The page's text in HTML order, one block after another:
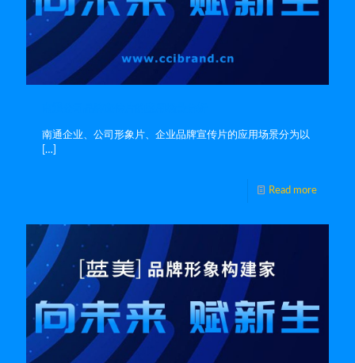
南通企业、公司形象片、企业品牌宣传片的应用场景分为以
[…]
Read more